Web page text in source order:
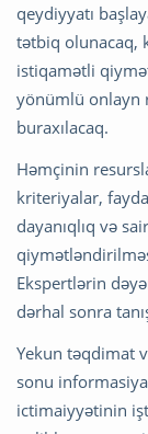
qeydiyyatı
tətbiq olunacaq,
istiqamətli
yönümlü onlayn
buraxılacaq.
Həmçinin
kriteriyalar,
dayanıqlıq və
Ekspertlərin
dərhal sonra
Yekun təqdimat
sonu
ictimaiyyətinin